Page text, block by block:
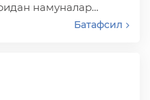
намуналар
Батафсил